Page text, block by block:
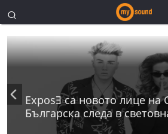
ExposƎ са новото лице на
Българска следа в